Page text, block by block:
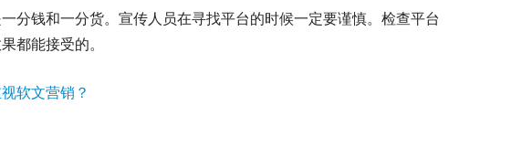
分钱和一分货。宣传人员在寻找平台的时候一定要谨慎。检查平台
都能接受的。
软文营销？